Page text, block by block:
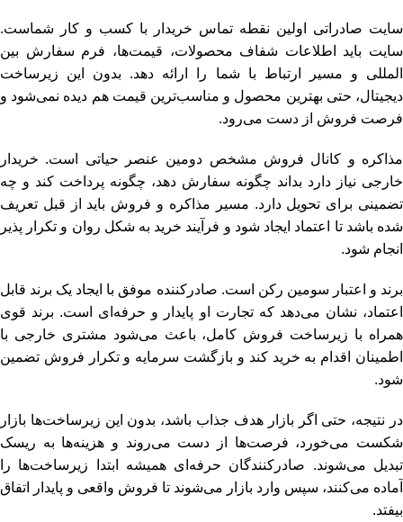
سایت صادراتی اولین نقطه تماس خریدار با کسب‌ و کار شماست.
سایت باید اطلاعات شفاف محصولات، قیمت‌ها، فرم سفارش بین‌
المللی و مسیر ارتباط با شما را ارائه دهد. بدون این زیرساخت
دیجیتال، حتی بهترین محصول و مناسب‌ترین قیمت هم دیده نمی‌شود و
فرصت فروش از دست می‌رود.
مذاکره و کانال فروش مشخص دومین عنصر حیاتی است. خریدار
خارجی نیاز دارد بداند چگونه سفارش دهد، چگونه پرداخت کند و چه
تضمینی برای تحویل دارد. مسیر مذاکره و فروش باید از قبل تعریف
شده باشد تا اعتماد ایجاد شود و فرآیند خرید به شکل روان و تکرار پذیر
انجام شود.
برند و اعتبار سومین رکن است. صادرکننده موفق با ایجاد یک برند قابل
اعتماد، نشان می‌دهد که تجارت او پایدار و حرفه‌ای است. برند قوی
همراه با زیرساخت فروش کامل، باعث می‌شود مشتری خارجی با
اطمینان اقدام به خرید کند و بازگشت سرمایه و تکرار فروش تضمین
شود.
در نتیجه، حتی اگر بازار هدف جذاب باشد، بدون این زیرساخت‌ها بازار
شکست می‌خورد، فرصت‌ها از دست می‌روند و هزینه‌ها به ریسک
تبدیل می‌شوند. صادرکنندگان حرفه‌ای همیشه ابتدا زیرساخت‌ها را
آماده می‌کنند، سپس وارد بازار می‌شوند تا فروش واقعی و پایدار اتفاق
بیفتد.